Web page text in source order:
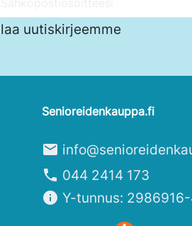
uutiskirjeemme
Senioreidenkauppa.fi
mail
phone 044 2414 173
info Y-tunnus: